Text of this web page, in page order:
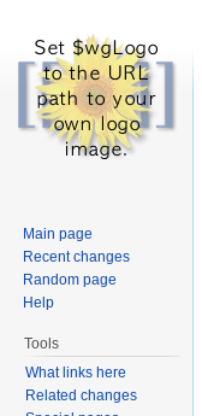
Main page
Recent changes
Random page
Help
Tools
What links here
Related changes